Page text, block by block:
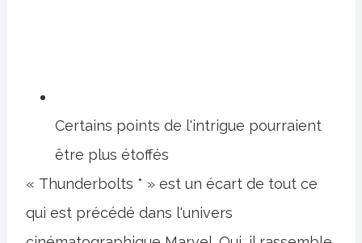
Certains points de l'intrigue pourraient
être plus étoffés
« Thunderbolts * » est un écart de tout ce
qui est précédé dans l'univers